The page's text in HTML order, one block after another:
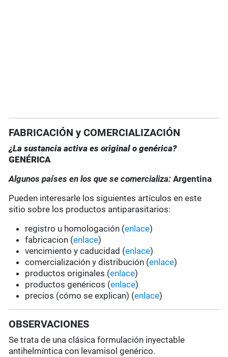
FABRICACIÓN y COMERCIALIZACIÓN
¿La sustancia activa es original o genérica?
GENÉRICA
Algunos países en los que se comercializa:Argentina
Pueden interesarle los siguientes artículos en este
sitio sobre los productos antiparasitarios:
registro u homologación (enlace)
fabricacion (enlace)
vencimiento y caducidad (enlace)
comercialización y distribución (enlace)
productos originales (enlace)
productos genéricos (enlace)
precios (cómo se explican) (enlace)
OBSERVACIONES
Se trata de una clásica formulación inyectable
antihelmíntica con levamisol genérico.